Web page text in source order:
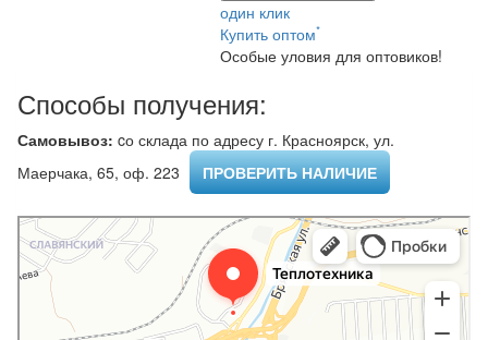
один клик
Купить оптом*
Особые уловия для оптовиков!
Способы получения:
Самовывоз: cо склада по адресу г. Красноярск, ул.
Маерчака, 65, оф. 223 ​
ПРОВЕРИТЬ НАЛИЧИЕ